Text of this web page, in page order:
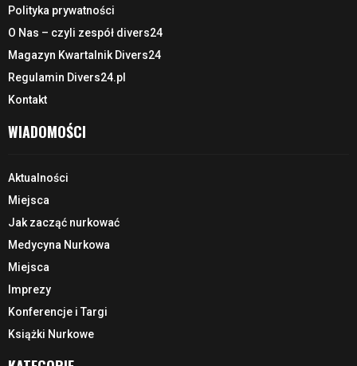
Polityka prywatności
O Nas – czyli zespół divers24
Magazyn Kwartalnik Divers24
Regulamin Divers24.pl
Kontakt
WIADOMOŚCI
Aktualności
Miejsca
Jak zacząć nurkować
Medycyna Nurkowa
Miejsca
Imprezy
Konferencje i Targi
Książki Nurkowe